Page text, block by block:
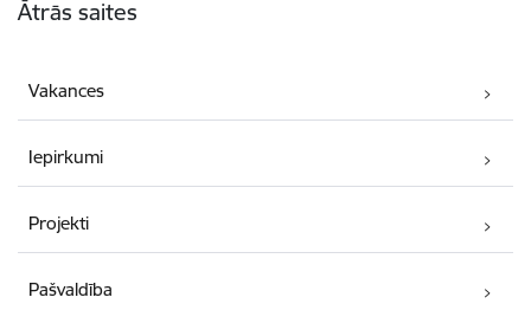
Ātrās saites
Vakances
Iepirkumi
Projekti
Pašvaldība